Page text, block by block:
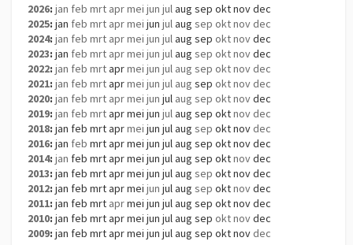
2026: jan feb mrt aprmei jun julaug sep oktnovdec
2025: jan feb mrt aprmei jun julaug sep oktnov dec
2024: jan feb mrt aprmei jun julaug sep oktnovdec
2023: jan feb mrt aprmei jun julaug sep oktnovdec
2022: jan feb mrtaprmei jun jul aug sep oktnov dec
2021: jan feb mrtaprmei jun jul aug sep oktnov dec
2020: jan feb mrt aprmei jun jul aug sep oktnovdec
2019: jan feb mrtaprmei jun julaug sep oktnov dec
2018: jan feb mrtaprmei jun julaug sep oktnov dec
2016: jan feb mrtaprmei jun julaug sep oktnovdec
2014: jan feb mrtaprmei jun julaug sep oktnovdec
2013: jan feb mrtaprmei jun julaug sep oktnovdec
2012: jan feb mrtaprmei jun julaug sep oktnovdec
2011: jan feb mrt aprmei jun julaug sep oktnovdec
2010: jan feb mrtaprmei jun julaug sep oktnovdec
2009: jan feb mrtaprmei jun julaug sep oktnov dec